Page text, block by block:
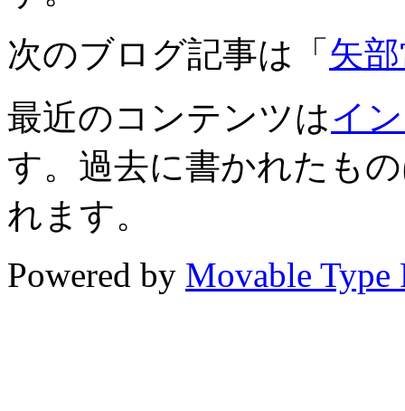
次のブログ記事は「 矢
最近のコンテンツはイ
す。過去に書かれたも
れます。
Powered by Movable Type